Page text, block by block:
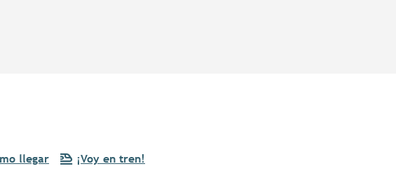
llegar ¡Voy en tren!